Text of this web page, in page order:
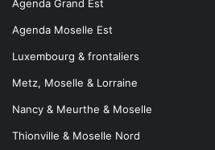
Agenda Grand Est
Agenda Moselle Est
Luxembourg & frontaliers
Metz, Moselle & Lorraine
Nancy & Meurthe & Moselle
Thionville & Moselle Nord